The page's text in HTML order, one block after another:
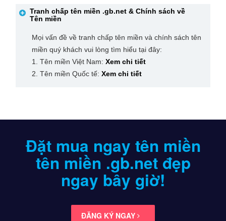
Tranh chấp tên miền .gb.net& Chính sách về
Tên miền
Mọi vấn đề về tranh chấp tên miền và chính sách tên
miền quý khách vui lòng tìm hiểu tại đây:
1. Tên miền Việt Nam:Xem chi tiết
2. Tên miền Quốc tế:Xem chi tiết
Đặt mua ngay tên miền
tên miền .gb.netđẹp
ngay bây giờ!
ĐĂNG KÝ NGAY